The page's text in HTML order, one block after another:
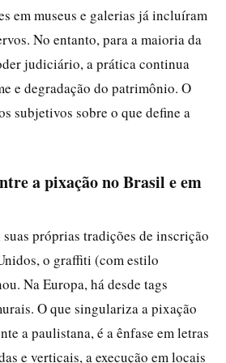
em museus e galerias já incluíram
No entanto, para a maioria da
judiciário, a prática continua
e degradação do patrimônio. O
subjetivos sobre o que define a
a pixação no Brasil e em
próprias tradições de inscrição
o graffiti (com estilo
Na Europa, há desde tags
O que singulariza a pixação
a paulistana, é a ênfase em letras
e verticais, a execução em locais